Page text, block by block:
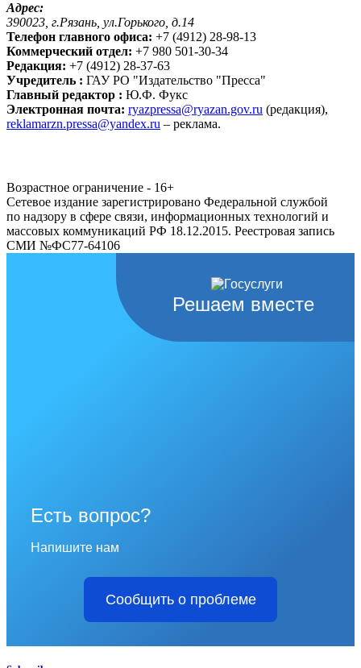
Адрес:
390023, г.Рязань, ул.Горького, д.14
Телефон главного офиса: +7 (4912) 28-98-13
Коммерческий отдел: +7 980 501-30-34
Редакция: +7 (4912) 28-37-63
Учредитель : ГАУ РО "Издательство "Пресса"
Главный редактор : Ю.Ф. Фукс
Электронная почта: ryazpressa@ryazan.gov.ru (редакция),
reklamarzn.pressa@yandex.ru – реклама.
Возрастное ограничение - 16+
Сетевое издание зарегистрировано Федеральной службой
по надзору в сфере связи, информационных технологий и
массовых коммуникаций РФ 18.12.2015. Реестровая запись
СМИ №ФС77-64106
Решаем вместе
Есть вопрос?
Напишите нам
Сообщить о проблеме